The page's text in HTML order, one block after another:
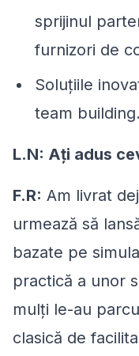
sprijinul
furnizori de
Soluţiile
team building.
L.N: Ați adus
F.R: Am livrat
urmează să
bazate pe
practică a unor
mulți le-au
clasică de